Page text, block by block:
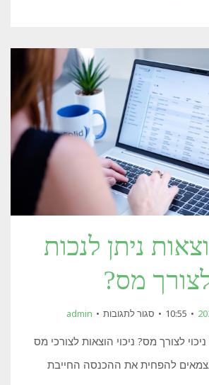
ניתן לנכות
מס?
10:55 סגור לתגובות על
ניתן
לצורך
admin
לצורך מס? ניכוי הוצאות לצורכי מס
להפחית את ההכנסה החייבת